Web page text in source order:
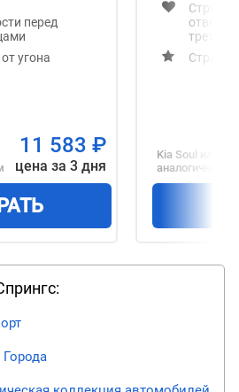
перед
угона
11 583 ₽
цена за 3 дня
Kia Soul
аналогичный